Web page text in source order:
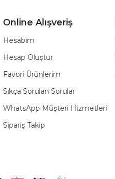
Online Alışveriş
Hesabım
Hesap Oluştur
Favori Ürünlerim
Sıkça Sorulan Sorular
WhatsApp Müşteri Hizmetleri
Sipariş Takip